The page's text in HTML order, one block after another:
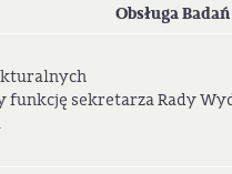
Obsługa
funkcję sekretarza Rady